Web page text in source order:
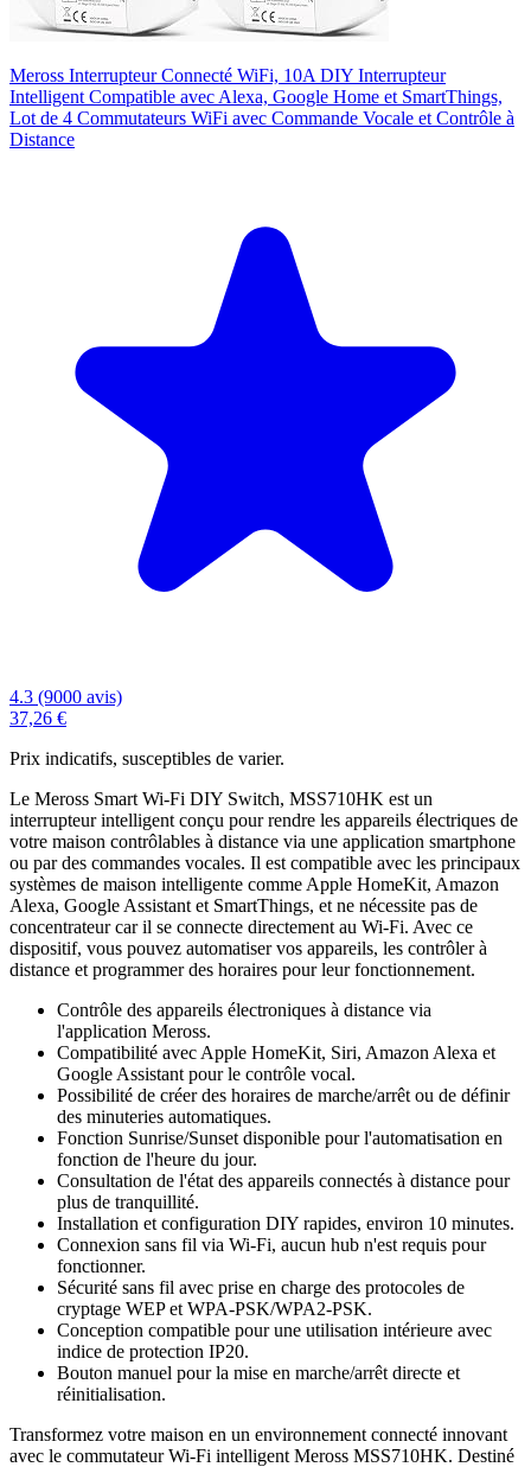
Meross Interrupteur Connecté WiFi, 10A DIY Interrupteur
Intelligent Compatible avec Alexa, Google Home et SmartThings,
Lot de 4 Commutateurs WiFi avec Commande Vocale et Contrôle à
Distance
4.3 (9000 avis)
37,26 €
Prix indicatifs, susceptibles de varier.
Le Meross Smart Wi-Fi DIY Switch, MSS710HK est un
interrupteur intelligent conçu pour rendre les appareils électriques de
votre maison contrôlables à distance via une application smartphone
ou par des commandes vocales. Il est compatible avec les principaux
systèmes de maison intelligente comme Apple HomeKit, Amazon
Alexa, Google Assistant et SmartThings, et ne nécessite pas de
concentrateur car il se connecte directement au Wi-Fi. Avec ce
dispositif, vous pouvez automatiser vos appareils, les contrôler à
distance et programmer des horaires pour leur fonctionnement.
Contrôle des appareils électroniques à distance via
l'application Meross.
Compatibilité avec Apple HomeKit, Siri, Amazon Alexa et
Google Assistant pour le contrôle vocal.
Possibilité de créer des horaires de marche/arrêt ou de définir
des minuteries automatiques.
Fonction Sunrise/Sunset disponible pour l'automatisation en
fonction de l'heure du jour.
Consultation de l'état des appareils connectés à distance pour
plus de tranquillité.
Installation et configuration DIY rapides, environ 10 minutes.
Connexion sans fil via Wi-Fi, aucun hub n'est requis pour
fonctionner.
Sécurité sans fil avec prise en charge des protocoles de
cryptage WEP et WPA-PSK/WPA2-PSK.
Conception compatible pour une utilisation intérieure avec
indice de protection IP20.
Bouton manuel pour la mise en marche/arrêt directe et
réinitialisation.
Transformez votre maison en un environnement connecté innovant
avec le commutateur Wi-Fi intelligent Meross MSS710HK. Destiné